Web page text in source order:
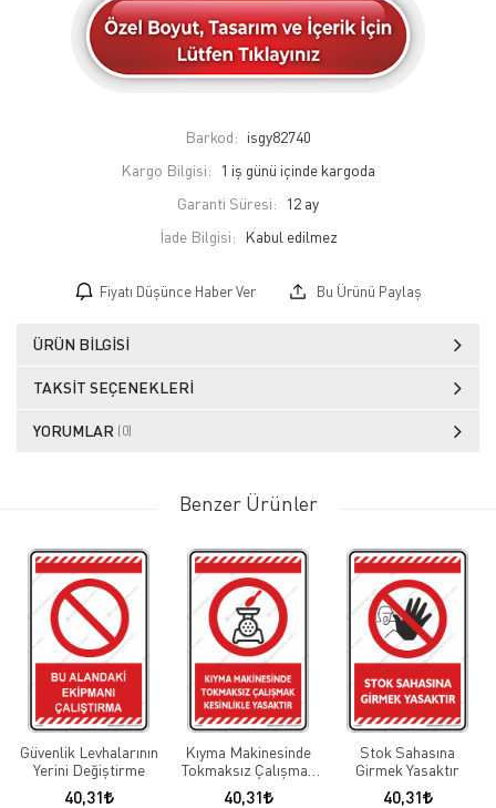
Barkod: isgy82740
Kargo Bilgisi:
1 iş günü içinde kargoda
Garanti Süresi:
12 ay
İade Bilgisi:
Fiyatı Düşünce Haber Ver Bu Ürünü Paylaş
ÜRÜN BILGISI
TAKSIT SEÇENEKLERI
YORUMLAR (0)
Benzer Ürünler
Güvenlik Levhalarının
Yerini Değiştirme
40,31
Kıyma Makinesinde
Tokmaksız Çalışmak
Kesinlikle Yasaktır
40,31
Stok Sahasına
Girmek Yasaktır
40,31